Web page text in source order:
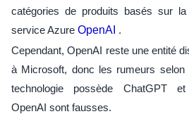
catégories de produits basés sur
service Azure OpenAI .
Cependant, OpenAI reste une entité
à Microsoft, donc les rumeurs selon
technologie possède ChatGPT
OpenAI sont fausses.